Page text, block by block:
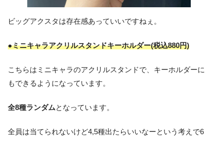
ビッグアクスタは存在感あっていいですねぇ。
●ミニキャラアクリルスタンドキーホルダー(税込880円)
こちらはミニキャラのアクリルスタンドで、キーホルダーに
もできるようになっています。
全8種ランダムとなっています。
全員は当てられないけど4,5種出たらいいなーという考えで6